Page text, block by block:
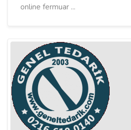
online fermuar ...